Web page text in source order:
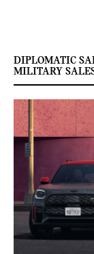
DIPLOMATIC
MILITARY